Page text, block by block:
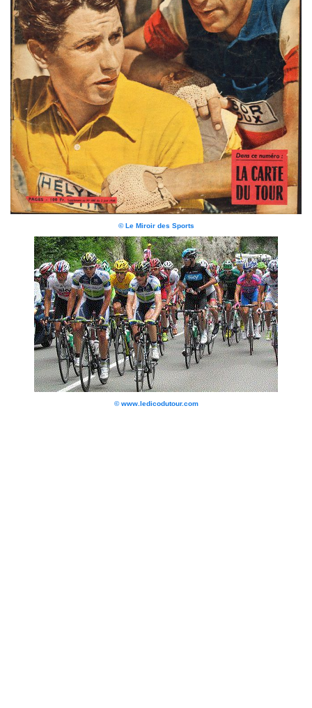
© Le Miroir des Sports
© www.ledicodutour.com